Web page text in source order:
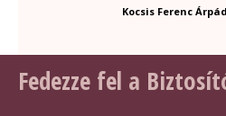
Kocsis Ferenc
Fedezze fel a